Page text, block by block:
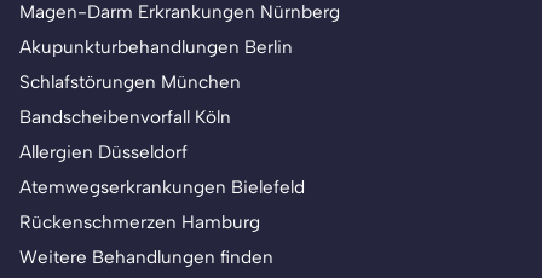
Magen-Darm Erkrankungen Nürnberg
Akupunkturbehandlungen Berlin
Schlafstörungen München
Bandscheibenvorfall Köln
Allergien Düsseldorf
Atemwegserkrankungen Bielefeld
Rückenschmerzen Hamburg
Weitere Behandlungen finden